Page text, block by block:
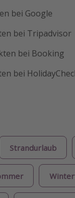
bei Google
bei Tripadvisor
bei Booking
bei
Strandurlaub